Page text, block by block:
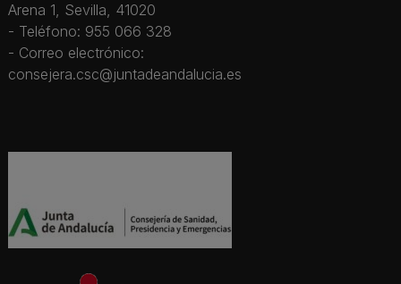
Arena 1, Sevilla, 41020
- Teléfono: 955 066 328
- Correo electrónico:
consejera.csc@juntadeandalucia.es